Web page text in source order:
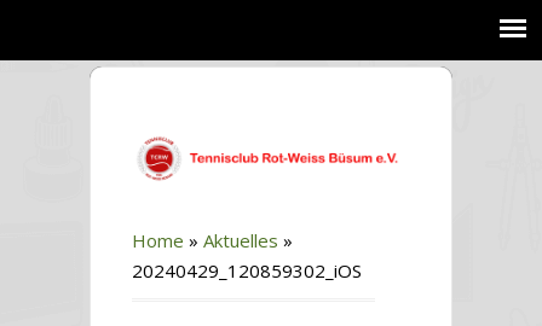
Home » Aktuelles »
20240429_120859302_iOS